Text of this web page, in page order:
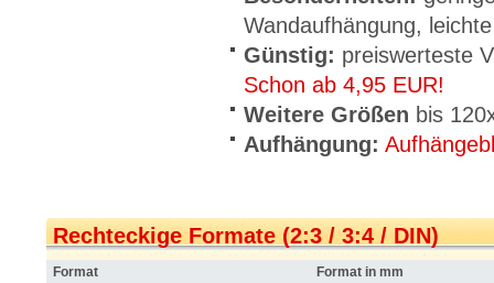
Wandaufhängung,
Günstig: preiswerteste
Schon ab 4,95 EUR!
Weitere Größen bis
Aufhängung:
Rechteckige Formate (2:3 / 3:4 / DIN)
Format
Format in mm